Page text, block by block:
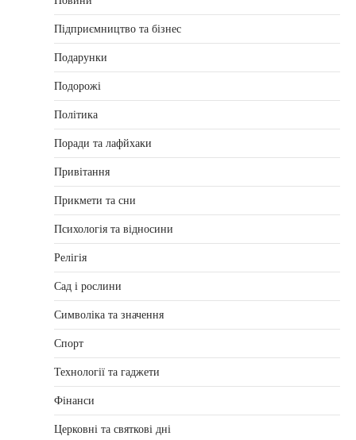
Підприємництво та бізнес
Подарунки
Подорожі
Політика
Поради та лафйхаки
Привітання
Прикмети та сни
Психологія та відносини
Релігія
Сад і рослини
Символіка та значення
Спорт
Технології та гаджети
Фінанси
Церковні та святкові дні